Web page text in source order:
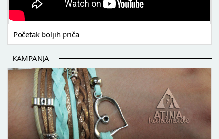
Početak boljih priča
KAMPANJA